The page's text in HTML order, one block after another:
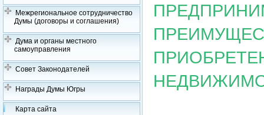
Межрегиональное сотрудничество
Думы (договоры и соглашения)
Дума и органы местного
самоуправления
Совет Законодателей
Награды Думы Югры
Карта сайта